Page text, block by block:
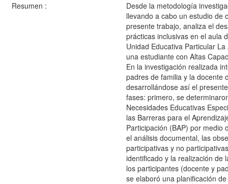
Resumen :
Desde la metodología
llevando a cabo un estudio de
presente trabajo, analiza el
prácticas inclusivas en el aula
Unidad Educativa Particular
una estudiante con Altas
En la investigación realizada
padres de familia y la docente
desarrollándose así el
fases: primero, se
Necesidades Educativas
las Barreras para el
Participación (BAP) por medio
el análisis documental, las
participativas y no
identificado y la realización de
los participantes (docente y
se elaboró una planificación